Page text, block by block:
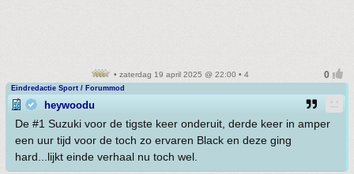
• zaterdag 19 april 2025 @ 22:00 • 4
Eindredactie Sport / Forummod
heywoodu
De #1 Suzuki voor de tigste keer onderuit, derde keer in amper
een uur tijd voor de toch zo ervaren Black en deze ging
hard...lijkt einde verhaal nu toch wel.